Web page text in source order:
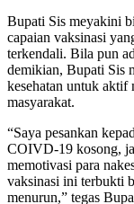
Bupati Sis meyakini
capaian vaksinasi
terkendali. Bila pun
demikian, Bupati Sis
kesehatan untuk aktif
masyarakat.
“Saya pesankan
COIVD-19 kosong,
memotivasi para
vaksinasi ini terbukti
menurun,” tegas